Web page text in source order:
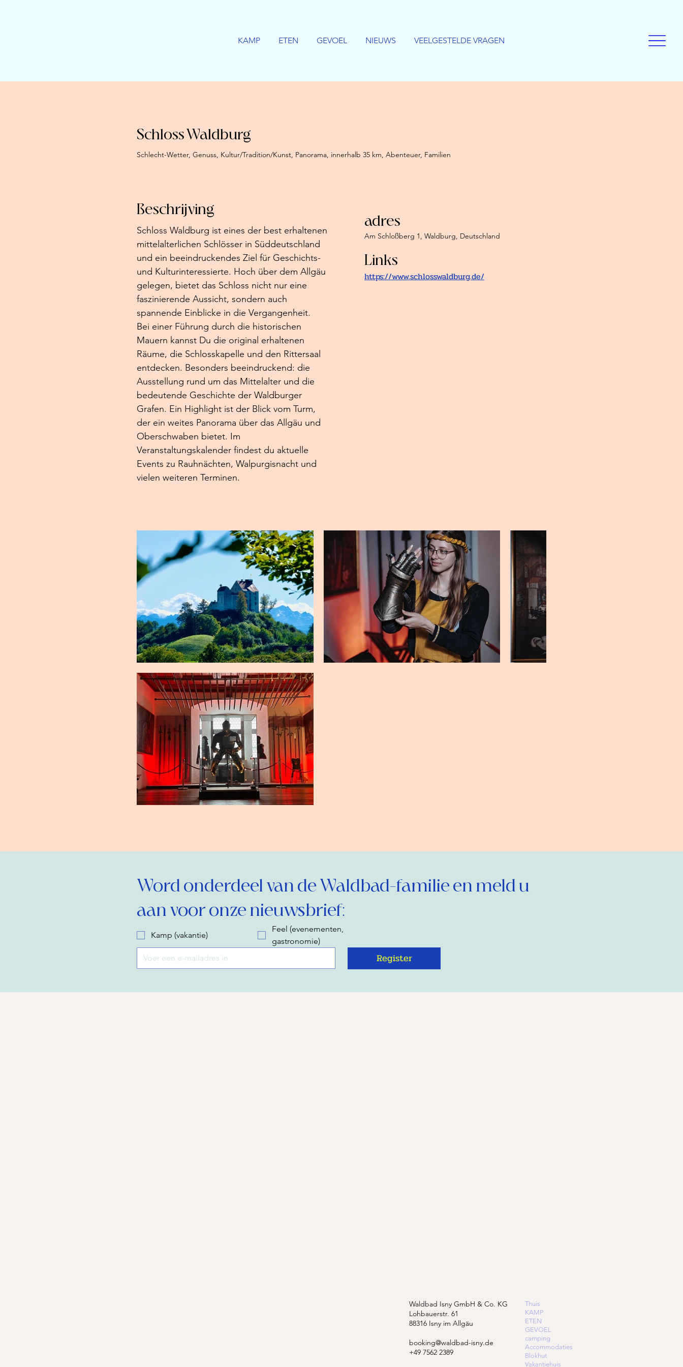
KAMP ETEN GEVOEL NIEUWS VEELGESTELDE VRAGEN
Schloss Waldburg
Schlecht-Wetter, Genuss, Kultur/Tradition/Kunst, Panorama, innerhalb 35 km, Abenteuer, Familien
Word onderdeel van de Waldbad-familie en meld u
aan voor onze nieuwsbrief:
Kamp (vakantie)
Feel (evenementen,
gastronomie)
Register
Beschrijving
Schloss Waldburg ist eines der best erhaltenen
mittelalterlichen Schlösser in Süddeutschland
und ein beeindruckendes Ziel für Geschichts-
und Kulturinteressierte. Hoch über dem Allgäu
gelegen, bietet das Schloss nicht nur eine
faszinierende Aussicht, sondern auch
spannende Einblicke in die Vergangenheit.
Bei einer Führung durch die historischen
Mauern kannst Du die original erhaltenen
Räume, die Schlosskapelle und den Rittersaal
entdecken. Besonders beeindruckend: die
Ausstellung rund um das Mittelalter und die
bedeutende Geschichte der Waldburger
Grafen. Ein Highlight ist der Blick vom Turm,
der ein weites Panorama über das Allgäu und
Oberschwaben bietet. Im
Veranstaltungskalender findest du aktuelle
Events zu Rauhnächten, Walpurgisnacht und
vielen weiteren Terminen.
adres
Am Schloßberg 1, Waldburg, Deutschland
Links
https://www.schlosswaldburg.de/
Waldbad Isny GmbH & Co. KG
Lohbauerstr. 61
88316 Isny im Allgäu
booking@waldbad-isny.de
+49 7562 2389
Thuis
KAMP
ETEN
GEVOEL
camping
Accommodaties
Blokhut
Vakantiehuis